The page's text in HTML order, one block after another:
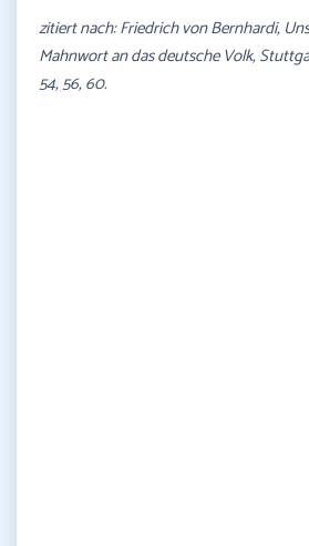
zitiert nach: Friedrich von Bernhardi,
Mahnwort an das deutsche Volk,
54, 56, 60.